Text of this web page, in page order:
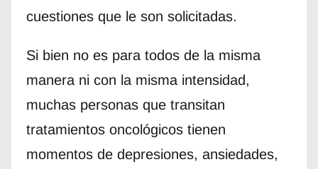
cuestiones que le son solicitadas.
Si bien no es para todos de la misma
manera ni con la misma intensidad,
muchas personas que transitan
tratamientos oncológicos tienen
momentos de depresiones, ansiedades,